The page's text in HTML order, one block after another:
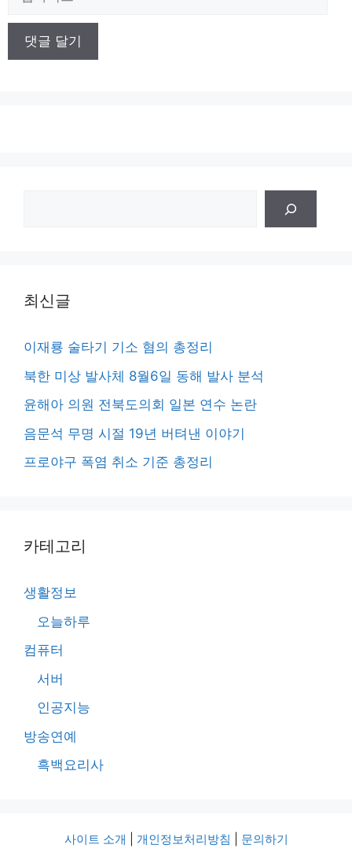
최신글
이재룡 술타기 기소 혐의 총정리
북한 미상 발사체 8월6일 동해 발사 분석
윤해아 의원 전북도의회 일본 연수 논란
음문석 무명 시절 19년 버텨낸 이야기
프로야구 폭염 취소 기준 총정리
카테고리
생활정보
오늘하루
컴퓨터
서버
인공지능
방송연예
흑백요리사
사이트 소개 개인정보처리방침
문의하기